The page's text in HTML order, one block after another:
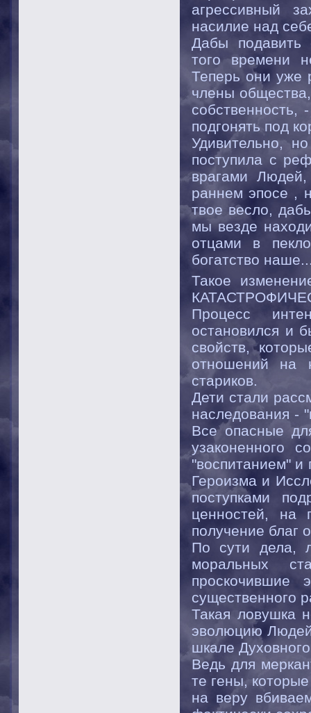
агрессивный
насилие над
Дабы подавить
того времени
Теперь они уже
члены
собственность,
подгонять под
Удивительно,
поступила с
врагами
раннем эпосе ,
твое весло,
мы везде
отцами в
богатство
Такое
Процесс
остановился и
свойств,
отношений на
стариков.
Дети стали
наследования -
Все опасные
узаконенного
"воспитанием" и
Героизма и
поступками
ценностей, на
получение благ
По сути дела,
моральных
существенного
Такая ловушка
эволюцию
шкале
Ведь для
те гены,
на веру